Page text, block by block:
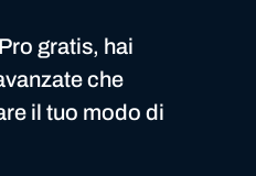
gratis, hai
che
il tuo modo di